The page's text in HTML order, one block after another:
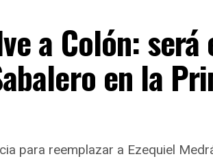
a Colón: será
en la
para reemplazar a Ezequiel